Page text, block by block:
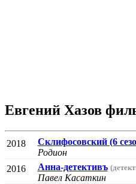
Евгений Хазов
2018 Склифосовский (6
Родион
2016
Анна-детективъ
Павел Касаткин